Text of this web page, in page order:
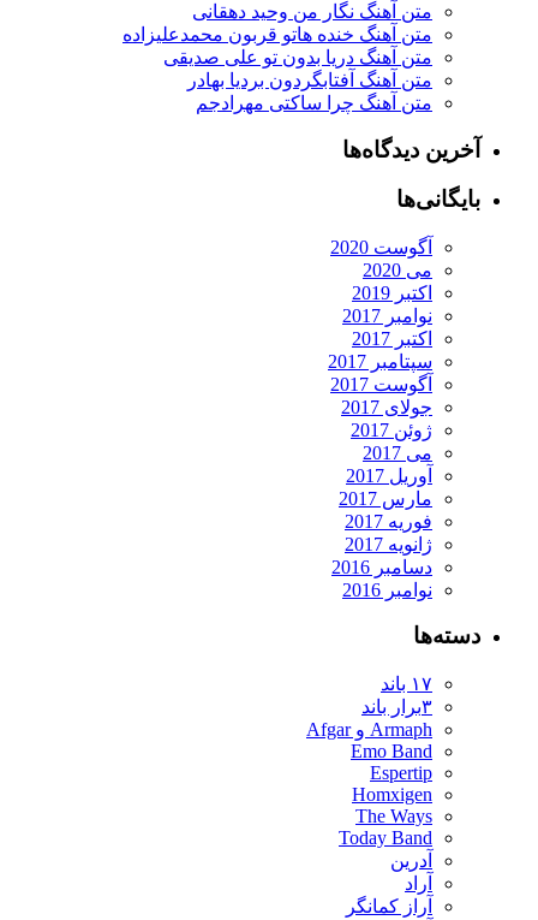
متن آهنگ نگار من وحید دهقانی
متن آهنگ خنده هاتو قربون محمدعلیزاده
متن آهنگ دریا بدون تو علی صدیقی
متن آهنگ آفتابگردون بردیا بهادر
متن آهنگ چرا ساکتی مهرادجم
دیدگاه‌ها
آگوست 2020
سپتامبر 2017
آگوست 2017
جولای 2017
مارس 2017
دسامبر 2016
Armaph و Afgar
Emo Band
Espertip
Homxigen
The Ways
Today Band
آراز کمانگر